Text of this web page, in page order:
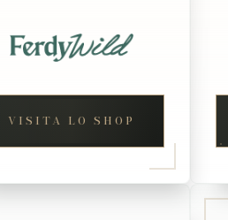
VISITA LO SHOP